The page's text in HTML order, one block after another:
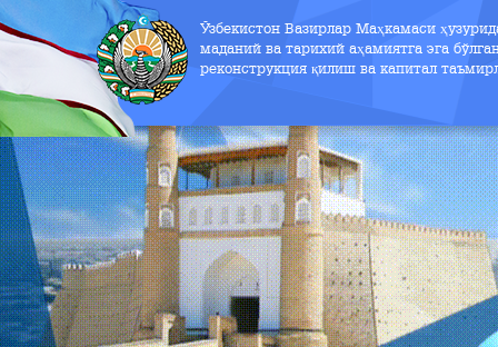
Ўзбекистон Вазирлар Маҳкамаси
маданий ва тарихий аҳамиятга эга
реконструкция қилиш ва капитал